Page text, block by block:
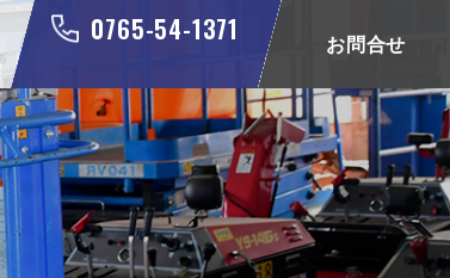
0765-54-1371 お問合せ